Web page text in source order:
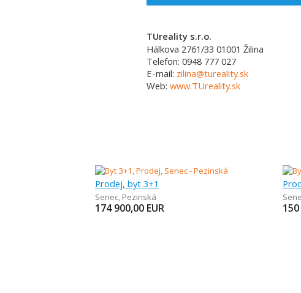
TUreality s.r.o.
Hálkova 2761/33 01001 Žilina
Telefon: 0948 777 027
E-mail: zilina@tureality.sk
Web: www.TUreality.sk
Prodej, byt 3+1
Senec, Pezinská
174 900,00 EUR